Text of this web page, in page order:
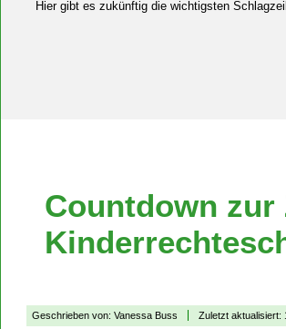
Hier gibt es zukünftig die wichtigsten
Countdown
Geschrieben von: Vanessa Buss Zuletzt aktualisiert: